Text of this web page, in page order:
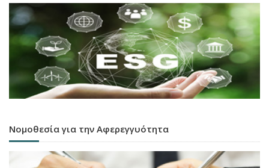
Νομοθεσία για την Αφερεγγυότητα